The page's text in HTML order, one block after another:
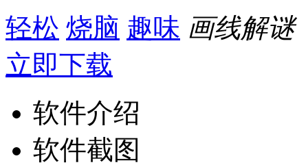
轻松 烧脑 趣味 画线解谜
立即下载
软件介绍
软件截图